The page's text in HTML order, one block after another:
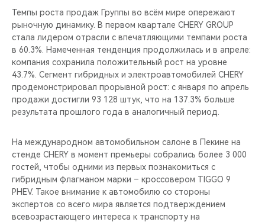
Темпы роста продаж Группы во всём мире опережают
рыночную динамику. В первом квартале CHERY GROUP
стала лидером отрасли с впечатляющими темпами роста
в 60.3%. Намеченная тенденция продолжилась и в апреле:
компания сохранила положительный рост на уровне
43.7%. Сегмент гибридных и электроавтомобилей CHERY
продемонстрировал прорывной рост: с января по апрель
продажи достигли 93 128 штук, что на 137.3% больше
результата прошлого года в аналогичный период.
На международном автомобильном салоне в Пекине на
стенде CHERY в момент премьеры собрались более 3 000
гостей, чтобы одними из первых познакомиться с
гибридным флагманом марки – кроссовером TIGGO 9
PHEV. Такое внимание к автомобилю со стороны
экспертов со всего мира является подтверждением
всевозрастающего интереса к транспорту на